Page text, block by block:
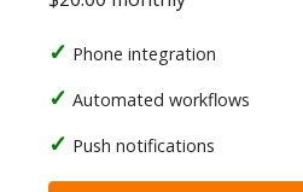
Phone integration
Automated workflows
Push notifications